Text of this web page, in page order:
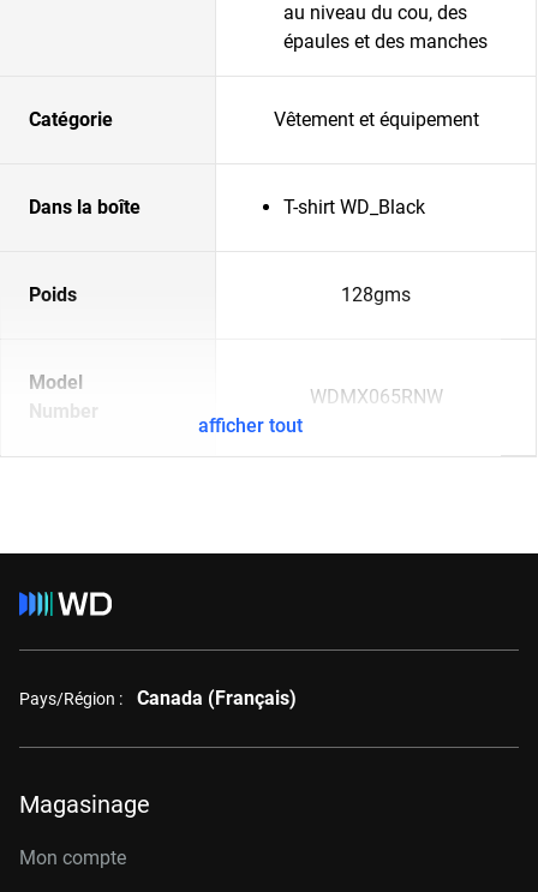
au niveau du cou, des
épaules et des manches
Catégorie Vêtement et équipement
Dans la boîte T-shirt WD_Black
Poids 128gms
Model
Number
WDMX065RNW
afficher tout
Pays/Région : Canada (Français)
Magasinage
Mon compte